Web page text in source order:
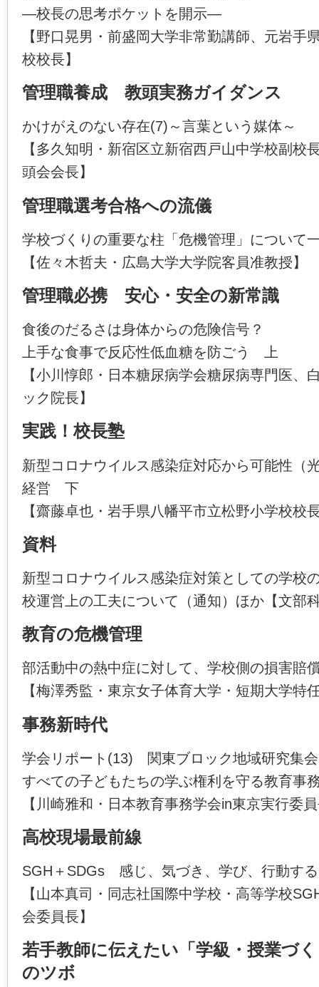
―校長の思考ポケットを開示―
【野口晃男・前盛岡大学非常勤講師、元岩手
校校長】
管理職養成 教頭実務ガイダンス
かけがえのない存在(7)～言葉という媒体～
【多久知明・新宿区立新宿西戸山中学校副校
頭会会長】
管理職選考合格への流儀
学校づくりの重要な柱「危機管理」につい
【佐々木哲夫・広島大学大学院客員准教授】
管理職必携 安心・安全の新常識
食後のだるさは身体からの危険信号？
上手な食事で反応性低血糖を防ごう 上
【小川惇郎・日本糖尿病学会糖尿病専門医、
ック院長】
実践！校長塾
新型コロナウイルス感染症対応から可能性（
経営 下
【齋藤卓也・岩手県八幡平市立松野小学校校
資料
新型コロナウイルス感染症対策としての学校
校運営上の工夫について（通知）ほか【文部
教育の危機管理
部活動中の熱中症に対して、学校側の損害賠
【梅澤秀監・東京女子体育大学・短期大学特
事務新時代
学会リポート(13) 関東ブロック地域研究集会
すべての子どもたちの学ぶ権利を守る教育
【川崎雅和・日本教育事務学会in東京実行委
高校現場最前線
SGH＋SDGs 感じ、気づき、学び、行動す
【山本真司・同志社国際中学校・高等学校
会委員長】
若手教師に伝えたい「学級・授業づ
のツボ